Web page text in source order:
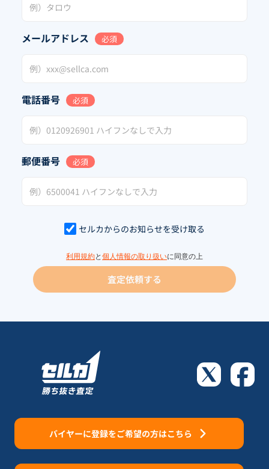
メールアドレス 必須
電話番号 必須
郵便番号 必須
セルカからのお知らせを受け取る
利用規約と 個人情報の取り扱いに同意の上
査定依頼する
バイヤーに登録をご希望の方はこちら